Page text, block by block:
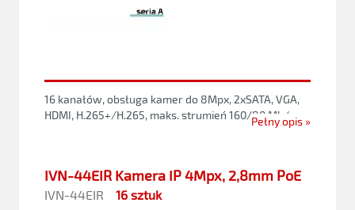
16 kanałów, obsługa kamer do 8Mpx, 2xSATA, VGA,
HDMI, H.265+/H.265, maks. strumień 160/80 Mb/s
Pełny opis »
IVN-44EIR Kamera IP 4Mpx, 2,8mm PoE
IVN-44EIR 16 sztuk